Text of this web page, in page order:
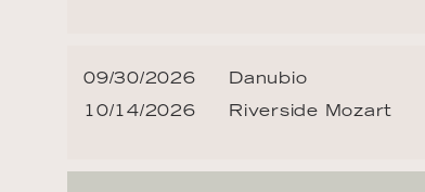
09/30/2026
10/14/2026
Danubio
Riverside Mozart